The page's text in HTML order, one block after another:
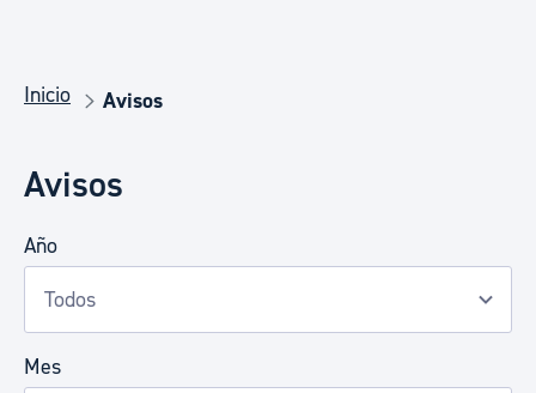
Inicio Avisos
Avisos
Año
Mes